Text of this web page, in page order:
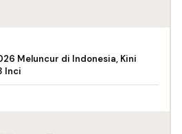
Meluncur di Indonesia, Kini
Inci